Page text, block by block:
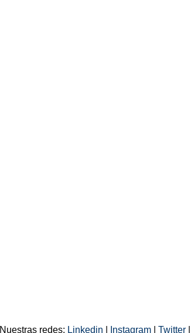
Nuestras redes: Linkedin Instagram Twitter